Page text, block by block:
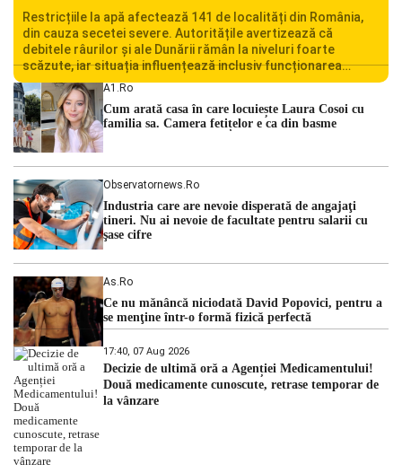
Restricțiile la apă afectează 141 de localități din România,
din cauza secetei severe. Autoritățile avertizează că
debitele râurilor și ale Dunării rămân la niveluri foarte
scăzute, iar situația influențează inclusiv funcționarea
Centralei Nucleare de la Cernavodă. România se confruntă
cu una dintre cele mai dificile perioade din punct de vedere
hidrologic din ultimii ani. Lipsa […]
A1.ro
Cum arată casa în care locuiește Laura Cosoi cu
familia sa. Camera fetițelor e ca din basme
Observatornews.ro
Industria care are nevoie disperată de angajaţi
tineri. Nu ai nevoie de facultate pentru salarii cu
şase cifre
As.ro
Ce nu mănâncă niciodată David Popovici, pentru a
se menţine într-o formă fizică perfectă
17:40, 07 Aug 2026
Decizie de ultimă oră a Agenției Medicamentului!
Două medicamente cunoscute, retrase temporar de
la vânzare